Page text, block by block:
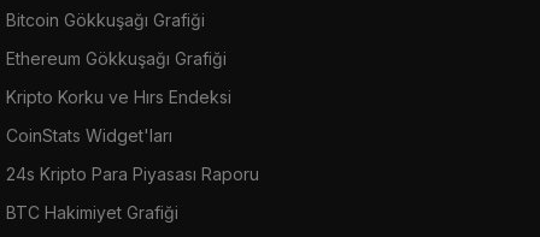
Bitcoin Gökkuşağı Grafiği
Ethereum Gökkuşağı Grafiği
Kripto Korku ve Hırs Endeksi
CoinStats Widget'ları
24s Kripto Para Piyasası Raporu
BTC Hakimiyet Grafiği